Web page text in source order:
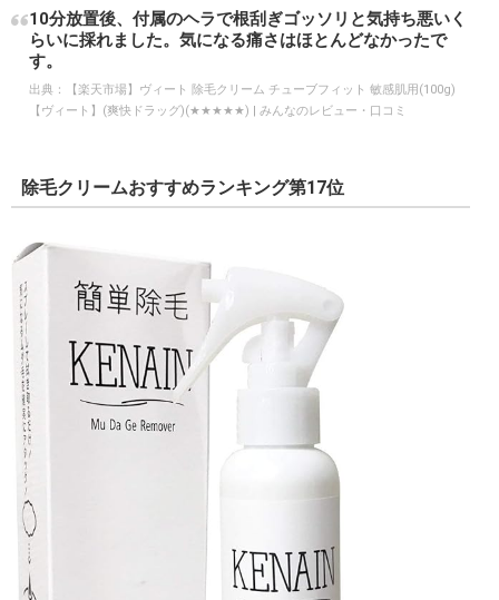
10分放置後、付属のヘラで根刮ぎゴッソリと気持ち悪いく
らいに採れました。気になる痛さはほとんどなかったで
す。
出典：
【楽天市場】ヴィート 除毛クリーム チューブフィット 敏感肌用(100g)
【ヴィート】(爽快ドラッグ)(★★★★★) | みんなのレビュー・口コミ
除毛クリームおすすめランキング第17位